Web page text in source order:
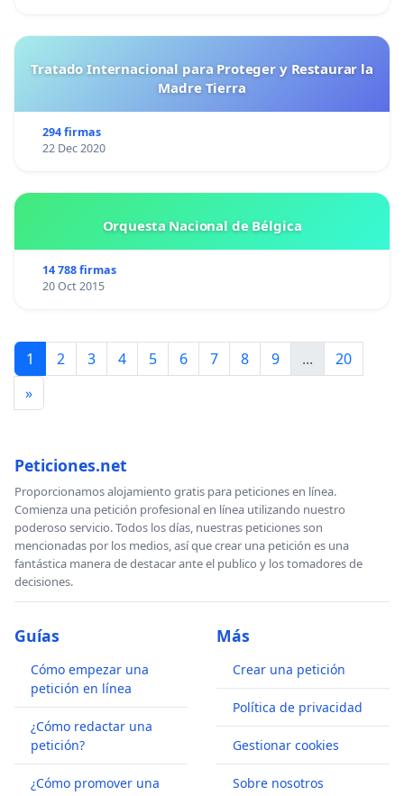
Tratado Internacional para Proteger y Restaurar la
Madre Tierra
294 firmas
22 Dec 2020
Orquesta Nacional de Bélgica
14 788 firmas
20 Oct 2015
1 2 3 4 5 6 7 8 9 ...
20
»
Peticiones.net
Proporcionamos alojamiento gratis para peticiones en línea.
Comienza una petición profesional en línea utilizando nuestro
poderoso servicio. Todos los días, nuestras peticiones son
mencionadas por los medios, así que crear una petición es una
fantástica manera de destacar ante el publico y los tomadores de
decisiones.
Guías
Cómo empezar una
petición en línea
¿Cómo redactar una
petición?
¿Cómo promover una
Más
Crear una petición
Política de privacidad
Gestionar cookies
Sobre nosotros